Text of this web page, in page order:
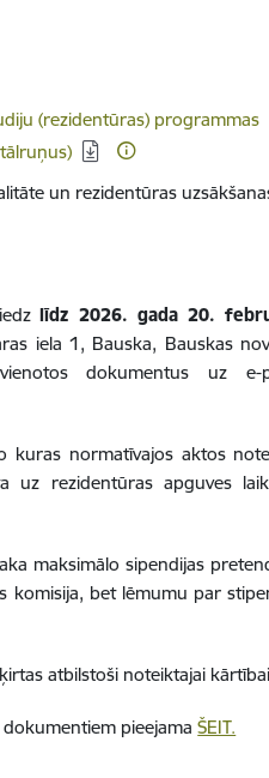
(rezidentūras) programmas
un rezidentūras
līdz 2026. gada 20.
iela 1, Bauska, Bauskas
dokumentus uz e-
kuras normatīvajos aktos
uz rezidentūras apguves
maksimālo sipendijas
komisija, bet lēmumu par
atbilstoši noteiktajai
dokumentiem pieejamaŠEIT.